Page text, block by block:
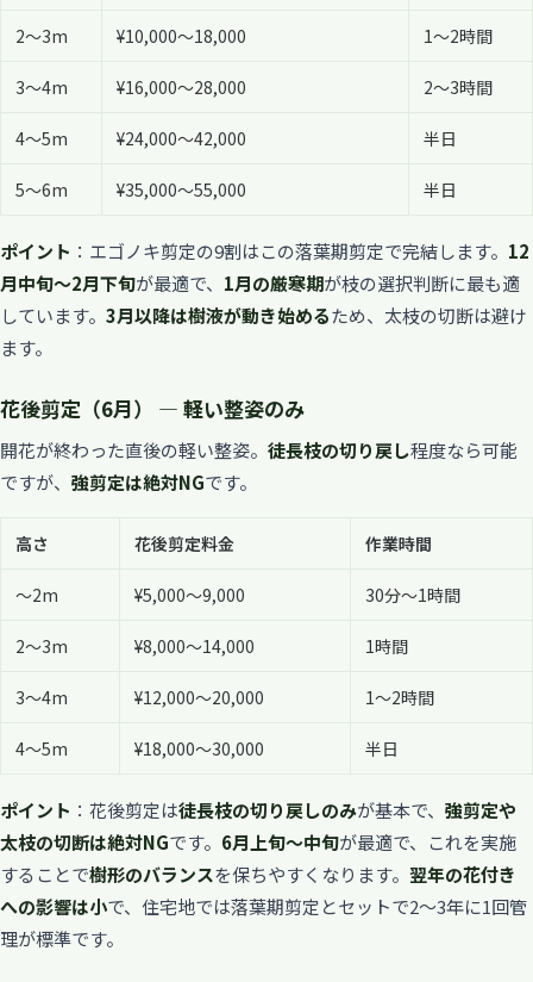
2〜3m ¥10,000〜18,000 1〜2時間
3〜4m ¥16,000〜28,000 2〜3時間
4〜5m ¥24,000〜42,000 半日
5〜6m ¥35,000〜55,000 半日
ポイント ：エゴノキ剪定の9割はこの落葉期剪定で完結します。 12
月中旬〜2月下旬が最適で、 1月の厳寒期が枝の選択判断に最も適
しています。 3月以降は樹液が動き始めるため、太枝の切断は避け
ます。
花後剪定（6月） — 軽い整姿のみ
開花が終わった直後の軽い整姿。 徒長枝の切り戻し程度なら可能
ですが、 強剪定は絶対NGです。
高さ 花後剪定料金 作業時間
〜2m ¥5,000〜9,000 30分〜1時間
2〜3m ¥8,000〜14,000 1時間
3〜4m ¥12,000〜20,000 1〜2時間
4〜5m ¥18,000〜30,000 半日
ポイント ：花後剪定は徒長枝の切り戻しのみが基本で、 強剪定や
太枝の切断は絶対NGです。 6月上旬〜中旬が最適で、これを実施
することで樹形のバランスを保ちやすくなります。 翌年の花付き
への影響は小で、住宅地では落葉期剪定とセットで2〜3年に1回管
理が標準です。